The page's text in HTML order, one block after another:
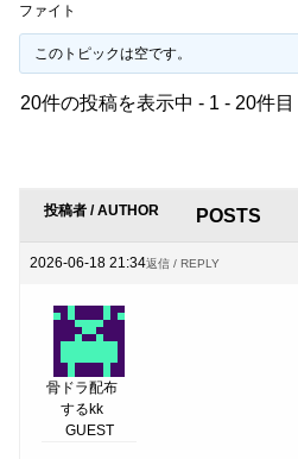
ファイト
このトピックは空です。
20件の投稿を表示中 - 1 - 20件
投稿者 / AUTHOR POSTS
2026-06-18 21:34返信 / REPLY
骨ドラ配布
するkk
GUEST